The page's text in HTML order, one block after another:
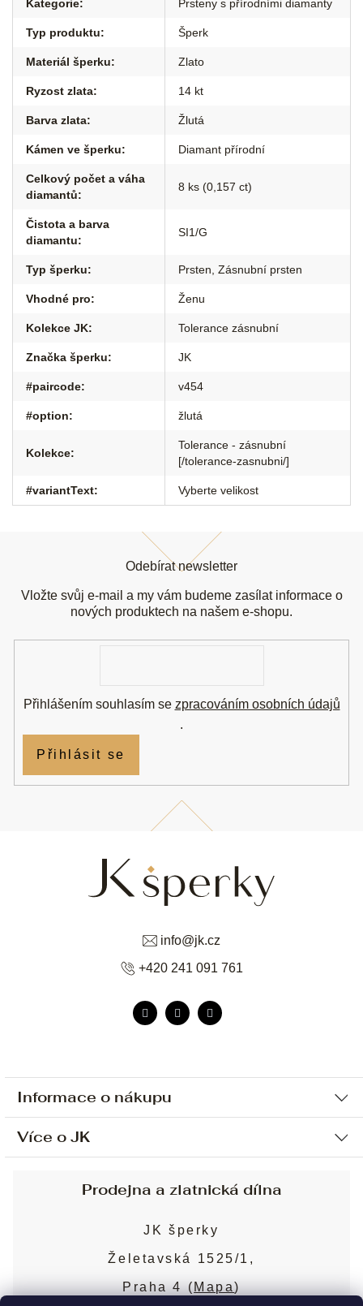
Kategorie: Prsteny s přírodními diamanty
Typ produktu: Šperk
Materiál šperku: Zlato
Ryzost zlata: 14 kt
Barva zlata: Žlutá
Kámen ve šperku: Diamant přírodní
Celkový počet a váha
diamantů:
8 ks (0,157 ct)
Čistota a barva
diamantu:
SI1/G
Typ šperku: Prsten Zásnubní prsten
Vhodné pro: Ženu
Kolekce JK: Tolerance zásnubní
Značka šperku: JK
#paircode: v454
#option: žlutá
Kolekce:
Tolerance - zásnubní
[/tolerance-zasnubni/]
#variantText: Vyberte velikost
Informace o nákupu
Ochrana osobních údajů
Sjednání osobní schůzky
Obchodní podmínky
Puncovní značky
Více o JK
Blog
info@jk.cz
+420 241 091 761
Odebírat newsletter
Vložte svůj e-mail a my vám budeme zasílat informace o
nových produktech na našem e-shopu.
Přihlášením souhlasím se zpracováním osobních údajů
.
Přihlásit se
Prodejna a zlatnická dílna
JK šperky
Želetavská 1525/1,
Praha 4 ( Mapa)